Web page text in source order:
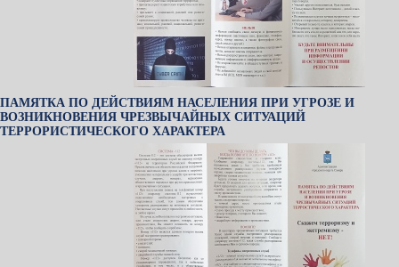
ПАМЯТКА ПО ДЕЙСТВИЯМ НАСЕЛЕНИЯ ПРИ УГРОЗЕ И
ВОЗНИКНОВЕНИЯ ЧРЕЗВЫЧАЙНЫХ СИТУАЦИЙ
ТЕРРОРИСТИЧЕСКОГО ХАРАКТЕРА